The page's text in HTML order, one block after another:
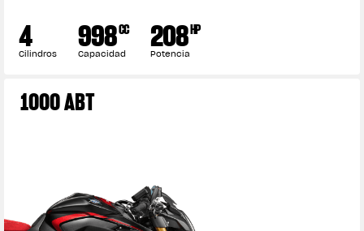
4
Cilindros 998CC
Capacidad 208HP
Potencia
1000 ABT